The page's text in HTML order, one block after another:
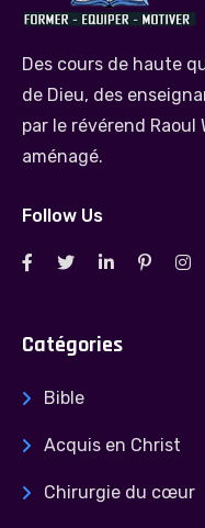
Des cours de haute
de Dieu, des
par le révérend
aménagé.
Follow Us
Catégories
Bible
Acquis en Christ
Chirurgie du cœur